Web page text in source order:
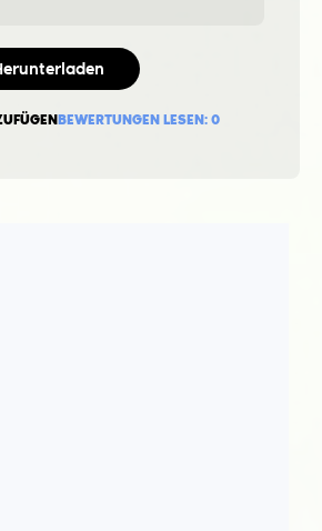
BEWERTUNGEN LESEN: 0